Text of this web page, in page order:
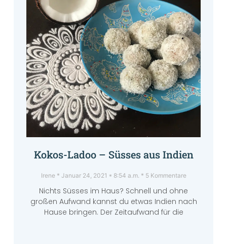
Kokos-Ladoo – Süsses aus Indien
Irene Januar 24, 2021 8:54 a.m. 5 Kommentare
Nichts Süsses im Haus? Schnell und ohne
großen Aufwand kannst du etwas Indien nach
Hause bringen. Der Zeitaufwand für die